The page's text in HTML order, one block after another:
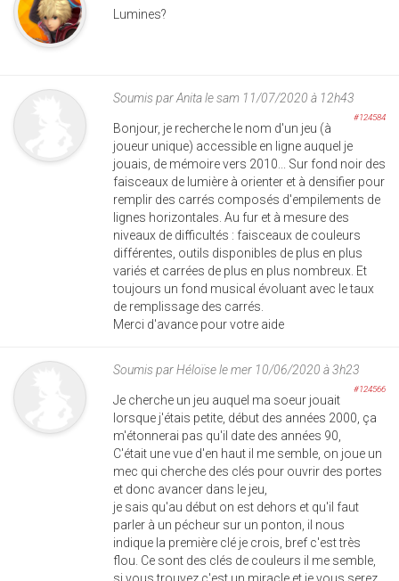
Lumines?
Soumis parAnitale sam 11/07/2020 à 12h43
#124584
Bonjour, je recherche le nom d'un jeu (à
joueur unique) accessible en ligne auquel je
jouais, de mémoire vers 2010... Sur fond noir des
faisceaux de lumière à orienter et à densifier pour
remplir des carrés composés d'empilements de
lignes horizontales. Au fur et à mesure des
niveaux de difficultés : faisceaux de couleurs
différentes, outils disponibles de plus en plus
variés et carrées de plus en plus nombreux. Et
toujours un fond musical évoluant avec le taux
de remplissage des carrés.
Merci d'avance pour votre aide
Soumis parHéloïsele mer 10/06/2020 à 3h23
#124566
Je cherche un jeu auquel ma soeur jouait
lorsque j'étais petite, début des années 2000, ça
m'étonnerai pas qu'il date des années 90,
C'était une vue d'en haut il me semble, on joue un
mec qui cherche des clés pour ouvrir des portes
et donc avancer dans le jeu,
je sais qu'au début on est dehors et qu'il faut
parler à un pécheur sur un ponton, il nous
indique la première clé je crois, bref c'est très
flou. Ce sont des clés de couleurs il me semble,